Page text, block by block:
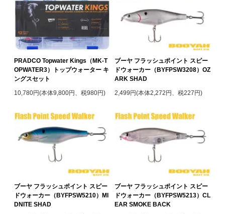
PRADCO Topwater Kings（MK-T
OPWATER3）トップウォーター キ
ングスセット
10,780円(本体9,800円、税980円)
ブーヤ フラッシュポイント スピー
ドウォーカー（BYFPSW3208）OZ
ARK SHAD
2,499円(本体2,272円、税227円)
ブーヤ フラッシュポイント スピー
ドウォーカー（BYFPSW5210）MI
DNITE SHAD
ブーヤ フラッシュポイント スピー
ドウォーカー（BYFPSW5213）CL
EAR SMOKE BACK